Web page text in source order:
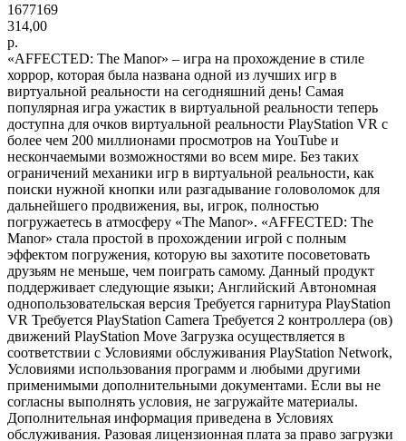
1677169
314,00
р.
«AFFECTED: The Manor» – игра на прохождение в стиле
хоррор, которая была названа одной из лучших игр в
виртуальной реальности на сегодняшний день! Самая
популярная игра ужастик в виртуальной реальности теперь
доступна для очков виртуальной реальности PlayStation VR с
более чем 200 миллионами просмотров на YouTube и
нескончаемыми возможностями во всем мире. Без таких
ограничений механики игр в виртуальной реальности, как
поиски нужной кнопки или разгадывание головоломок для
дальнейшего продвижения, вы, игрок, полностью
погружаетесь в атмосферу «The Manor». «AFFECTED: The
Manor» стала простой в прохождении игрой с полным
эффектом погружения, которую вы захотите посоветовать
друзьям не меньше, чем поиграть самому. Данный продукт
поддерживает следующие языки; Английский Автономная
однопользовательская версия Требуется гарнитура PlayStation
VR Требуется PlayStation Camera Требуется 2 контроллера (ов)
движений PlayStation Move Загрузка осуществляется в
соответствии с Условиями обслуживания PlayStation Network,
Условиями использования программ и любыми другими
применимыми дополнительными документами. Если вы не
согласны выполнять условия, не загружайте материалы.
Дополнительная информация приведена в Условиях
обслуживания. Разовая лицензионная плата за право загрузки